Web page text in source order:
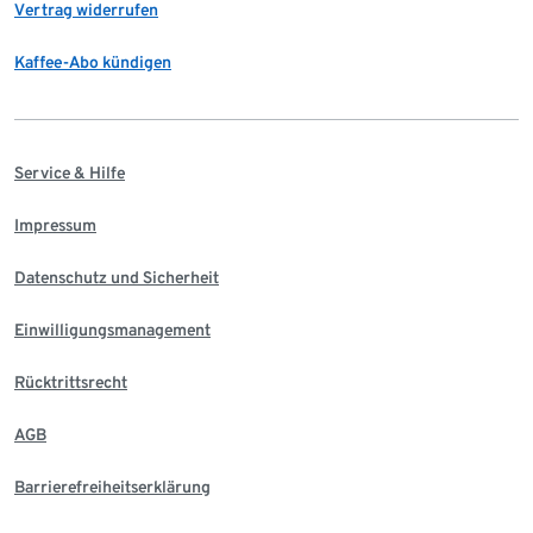
Vertrag widerrufen
Kaffee-Abo kündigen
Service & Hilfe
Impressum
Datenschutz und Sicherheit
Einwilligungsmanagement
Rücktrittsrecht
AGB
Barrierefreiheitserklärung